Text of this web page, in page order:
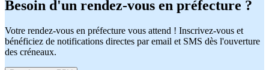
Besoin d'un rendez-vous en préfecture ?
Votre rendez-vous en préfecture vous attend ! Inscrivez-vous et
bénéficiez de notifications directes par email et SMS dès l'ouverture
des créneaux.